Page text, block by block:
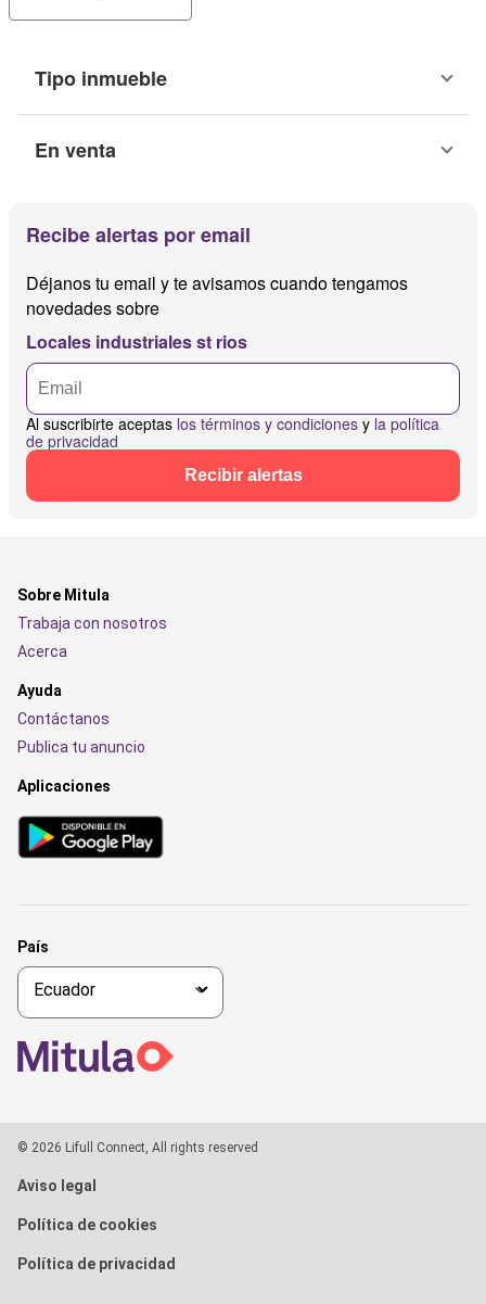
Tipo inmueble
En venta
Recibe alertas por email
Déjanos tu email y te avisamos cuando tengamos
novedades sobre
Locales industriales st rios
Al suscribirte aceptas los términos y condiciones y la política
de privacidad
Recibir alertas
Sobre Mitula
Trabaja con nosotros
Acerca
Ayuda
Contáctanos
Publica tu anuncio
Aplicaciones
País
© 2026 Lifull Connect, All rights reserved
Aviso legal
Política de cookies
Política de privacidad